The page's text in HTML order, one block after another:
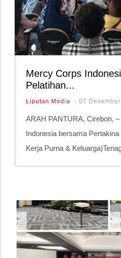
Mercy Corps
Pelatihan...
Liputan Media - 07
ARAH PANTURA, Cirebon,
Indonesia bersama
Kerja Purna &